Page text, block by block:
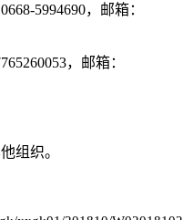
0668-5994690，邮箱：
，邮箱：
组织。